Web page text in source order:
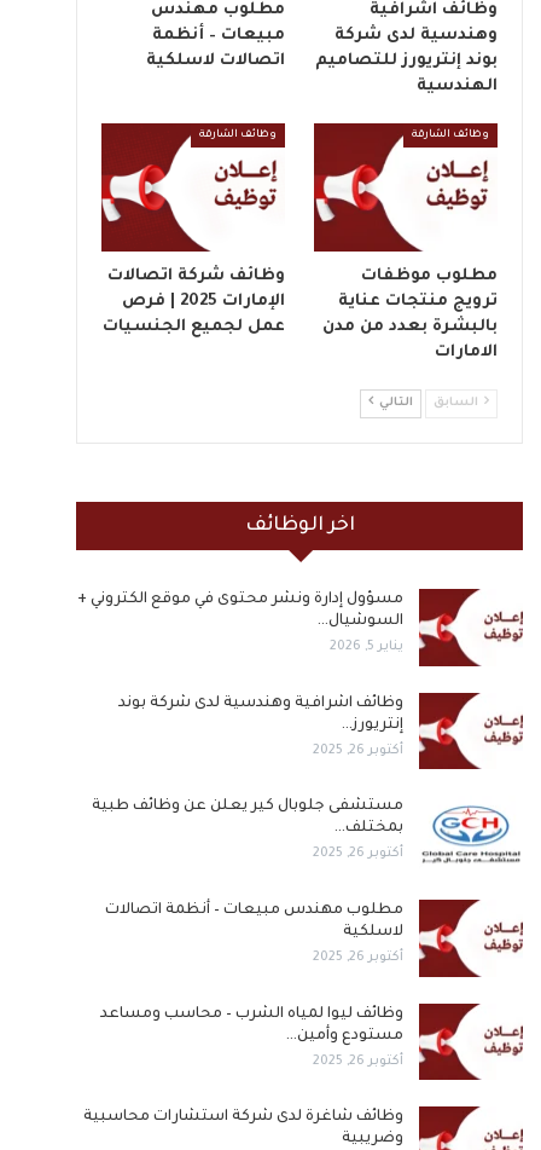
وظائف اشرافية
وهندسية لدى شركة
بوند إنتريورز للتصاميم
الهندسية
مطلوب مهندس
مبيعات – أنظمة
اتصالات لاسلكية
وظائف الشارقة
مطلوب موظفات
ترويج منتجات عناية
بالبشرة بعدد من مدن
الامارات
وظائف الشارقة
وظائف شركة اتصالات
الإمارات 2025 | فرص
عمل لجميع الجنسيات
السابق التالي
اخر الوظائف
مسؤول إدارة ونشر محتوى في موقع الكتروني +
السوشيال…
يناير 5, 2026
وظائف اشرافية وهندسية لدى شركة بوند
إنتريورز…
أكتوبر 26, 2025
مستشفى جلوبال كير يعلن عن وظائف طبية
بمختلف…
أكتوبر 26, 2025
مطلوب مهندس مبيعات – أنظمة اتصالات
لاسلكية
أكتوبر 26, 2025
وظائف ليوا لمياه الشرب – محاسب ومساعد
مستودع وأمين…
أكتوبر 26, 2025
وظائف شاغرة لدى شركة استشارات محاسبية
وضريبية